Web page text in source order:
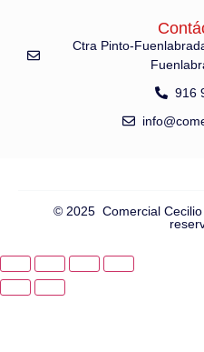
Ctra Pinto-
916
© 2025 Comercial